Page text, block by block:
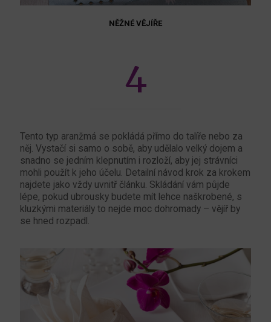
NĚŽNÉ VĚJÍŘE
4
Tento typ aranžmá se pokládá přímo do talíře nebo za
něj. Vystačí si samo o sobě, aby udělalo velký dojem a
snadno se jedním klepnutím i rozloží, aby jej strávníci
mohli použít k jeho účelu. Detailní návod krok za krokem
najdete jako vždy uvnitř článku. Skládání vám půjde
lépe, pokud ubrousky budete mít lehce naškrobené, s
kluzkými materiály to nejde moc dohromady – vějíř by
se hned rozpadl.